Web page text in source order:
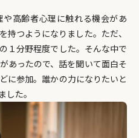
高齢者心理に触れる機会があ
持つようになりました。ただ、
１分野程度でした。そんな中で
あったので、話を聞いて面白そ
に参加。誰かの力になりたいと
た。